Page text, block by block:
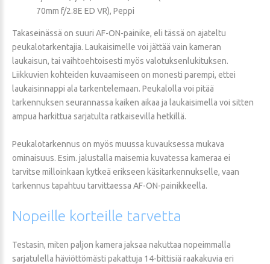
70mm f/2.8E ED VR), Peppi
Takaseinässä on suuri AF-ON-painike, eli tässä on ajateltu
peukalotarkentajia. Laukaisimelle voi jättää vain kameran
laukaisun, tai vaihtoehtoisesti myös valotuksenlukituksen.
Liikkuvien kohteiden kuvaamiseen on monesti parempi, ettei
laukaisinnappi ala tarkentelemaan. Peukalolla voi pitää
tarkennuksen seurannassa kaiken aikaa ja laukaisimella voi sitten
ampua harkittua sarjatulta ratkaisevilla hetkillä.
Peukalotarkennus on myös muussa kuvauksessa mukava
ominaisuus. Esim. jalustalla maisemia kuvatessa kameraa ei
tarvitse milloinkaan kytkeä erikseen käsitarkennukselle, vaan
tarkennus tapahtuu tarvittaessa AF-ON-painikkeella.
Nopeille korteille tarvetta
Testasin, miten paljon kamera jaksaa nakuttaa nopeimmalla
sarjatulella häviöttömästi pakattuja 14-bittisiä raakakuvia eri